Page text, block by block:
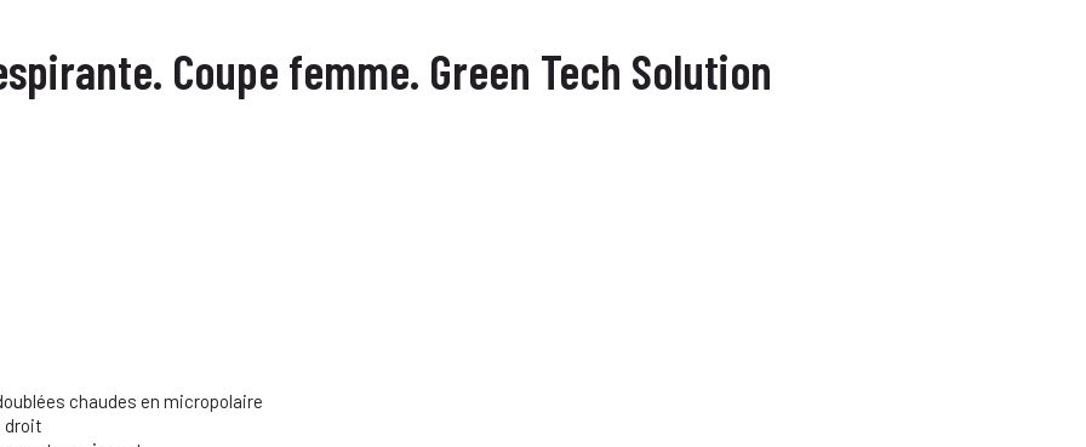
Coupe femme. Green Tech Solution
chaudes en micropolaire
droit